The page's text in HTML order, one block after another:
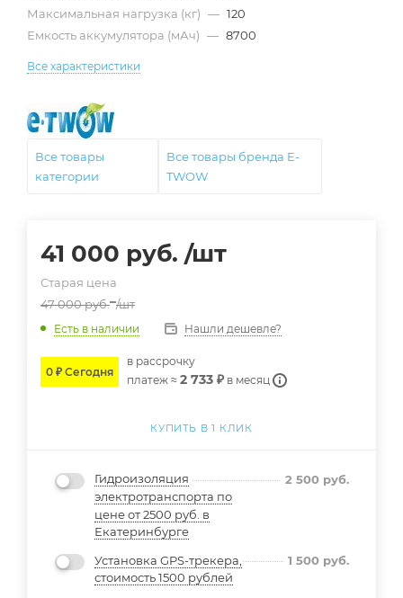
Максимальная нагрузка (кг) — 120
Емкость аккумулятора (мАч) — 8700
Все характеристики
Все товары
категории
Все товары бренда E-
TWOW
41 000 руб. /шт
Старая цена
47 000руб. /шт
Есть в наличии Нашли дешевле?
0 ₽ Сегодня
в расcрочку
платеж ≈ 2 733 ₽ в месяц
КУПИТЬ В 1 КЛИК
Гидроизоляция
электротранспорта по
цене от 2500 руб. в
Екатеринбурге
2 500 руб.
Установка GPS-трекера,
стоимость 1500 рублей
1 500 руб.